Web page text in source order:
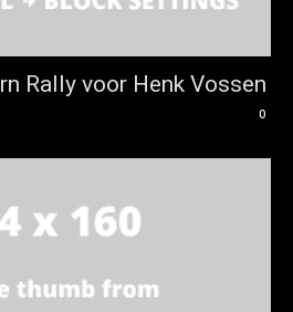
Rally voor Henk Vossen
0